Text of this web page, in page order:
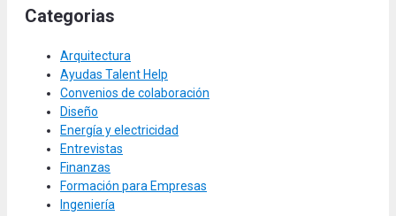
Categorias
Arquitectura
Ayudas Talent Help
Convenios de colaboración
Diseño
Energía y electricidad
Entrevistas
Finanzas
Formación para Empresas
Ingeniería